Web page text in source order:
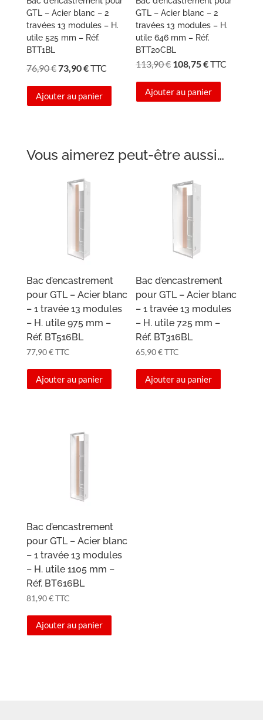
GTL – Acier blanc – 2
travées 13 modules – H.
utile 525 mm – Réf.
BTT1BL
76,90€Le
initial
73,90€Le
actuel
TTC
Ajouter au panier
GTL – Acier blanc – 2
travées 13 modules – H.
utile 646 mm – Réf.
BTT20CBL
113,90€ Le
initial
108,75€Le
actuel
TTC
Ajouter au panier
Vous aimerez peut-être aussi…
Bac d’encastrement
pour GTL – Acier blanc
– 1 travée 13 modules
– H. utile 975 mm –
Réf. BT516BL
77,90€TTC
Ajouter au panier
Bac d’encastrement
pour GTL – Acier blanc
– 1 travée 13 modules
– H. utile 725 mm –
Réf. BT316BL
65,90€TTC
Ajouter au panier
Bac d’encastrement
pour GTL – Acier blanc
– 1 travée 13 modules
– H. utile 1105 mm –
Réf. BT616BL
81,90€TTC
Ajouter au panier